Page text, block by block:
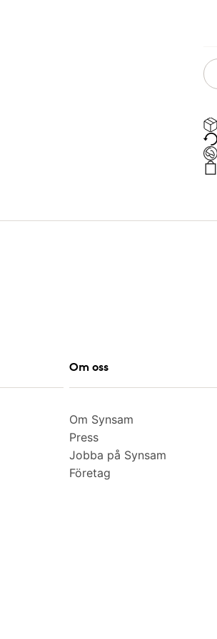
Om oss
Om Synsam
Press
Jobba på Synsam
Företag